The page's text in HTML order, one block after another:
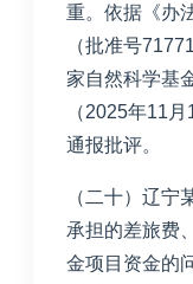
重。依据《办
（批准号
家自然科学基
（2025年11
通报批评。
（二十）辽宁
承担的差旅费
金项目资金的